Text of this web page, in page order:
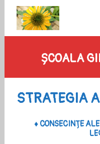
ȘCOALA
STRATEGIA
♦ CONSECINȚE